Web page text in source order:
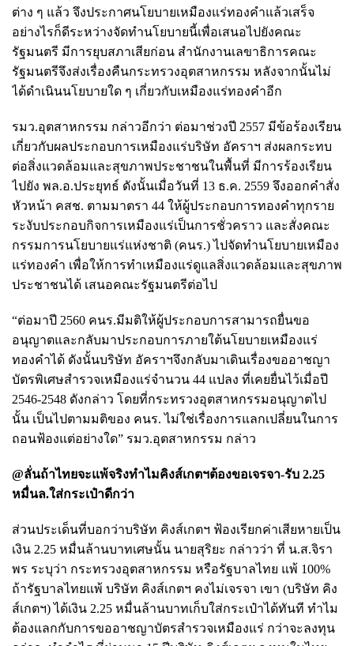
ต่าง ๆ แล้ว จึงประกาศนโยบายเหมืองแร่ทองคำแล้วเสร็จ
อย่างไรก็ดีระหว่างจัดทำนโยบายนี้เพื่อเสนอไปยังคณะ
รัฐมนตรี มีการยุบสภาเสียก่อน สำนักงานเลขาธิการคณะ
รัฐมนตรีจึงส่งเรื่องคืนกระทรวงอุตสาหกรรม หลังจากนั้นไม่
ได้ดำเนินนโยบายใด ๆ เกี่ยวกับเหมืองแร่ทองคำอีก
รมว.อุตสาหกรรม กล่าวอีกว่า ต่อมาช่วงปี 2557 มีข้อร้องเรียน
เกี่ยวกับผลประกอบการเหมืองแร่บริษัท อัคราฯ ส่งผลกระทบ
ต่อสิ่งแวดล้อมและสุขภาพประชาชนในพื้นที่ มีการร้องเรียน
ไปยัง พล.อ.ประยุทธ์ ดังนั้นเมื่อวันที่ 13 ธ.ค. 2559 จึงออกคำสั่ง
หัวหน้า คสช. ตามมาตรา 44 ให้ผู้ประกอบการทองคำทุกราย
ระงับประกอบกิจการเหมืองแร่เป็นการชั่วคราว และสั่งคณะ
กรรมการนโยบายแร่แห่งชาติ (คนร.) ไปจัดทำนโยบายเหมือง
แร่ทองคำ เพื่อให้การทำเหมืองแร่ดูแลสิ่งแวดล้อมและสุขภาพ
ประชาชนได้ เสนอคณะรัฐมนตรีต่อไป
“ต่อมาปี 2560 คนร.มีมติให้ผู้ประกอบการสามารถยื่นขอ
อนุญาตและกลับมาประกอบการภายใต้นโยบายเหมืองแร่
ทองคำได้ ดังนั้นบริษัท อัคราฯจึงกลับมาเดินเรื่องขออาชญา
บัตรพิเศษสำรวจเหมืองแร่จำนวน 44 แปลง ที่เคยยื่นไว้เมื่อปี
2546-2548 ดังกล่าว โดยที่กระทรวงอุตสาหกรรมอนุญาตไป
นั้น เป็นไปตามมติของ คนร. ไม่ใช่เรื่องการแลกเปลี่ยนในการ
ถอนฟ้องแต่อย่างใด” รมว.อุตสาหกรรม กล่าว
@ลั่นถ้าไทยจะแพ้จริงทำไมคิงส์เกตฯต้องขอเจรจา-รับ 2.25
หมื่นล.ใส่กระเป๋าดีกว่า
ส่วนประเด็นที่บอกว่าบริษัท คิงส์เกตฯ ฟ้องเรียกค่าเสียหายเป็น
เงิน 2.25 หมื่นล้านบาทเศษนั้น นายสุริยะ กล่าวว่า ที่ น.ส.จิรา
พร ระบุว่า กระทรวงอุตสาหกรรม หรือรัฐบาลไทย แพ้ 100%
ถ้ารัฐบาลไทยแพ้ บริษัท คิงส์เกตฯ คงไม่เจรจา เขา (บริษัท คิง
ส์เกตฯ) ได้เงิน 2.25 หมื่นล้านบาทเก็บใส่กระเป๋าได้ทันที ทำไม
ต้องแลกกับการขออาชญาบัตรสำรวจเหมืองแร่ กว่าจะลงทุน